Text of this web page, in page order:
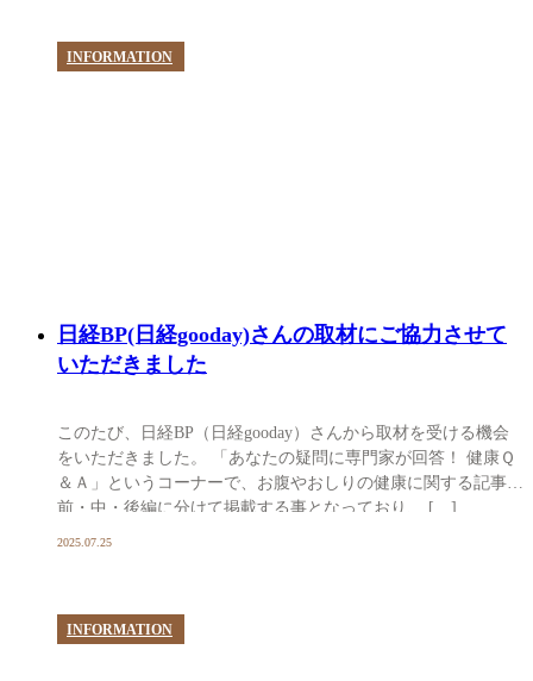
INFORMATION
日経BP(日経gooday)さんの取材にご協力させて
いただきました
このたび、日経BP（日経gooday）さんから取材を受ける機会
をいただきました。 「あなたの疑問に専門家が回答！ 健康Ｑ
＆Ａ」というコーナーで、お腹やおしりの健康に関する記事を
前・中・後編に分けて掲載する事となっており、 […]
2025.07.25
INFORMATION